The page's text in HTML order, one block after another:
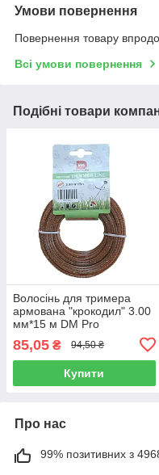
Умови повернення
Повернення товару
Всі умови повернення
Подібні товари
Волосінь для тримера
армована "крокодил" 3.00
мм*15 м DM Pro
85,05 ₴ 94,50 ₴
Купити
Про нас
99% позитивних з 4968